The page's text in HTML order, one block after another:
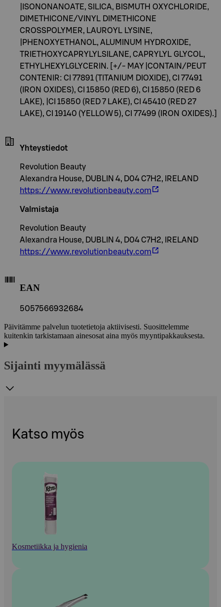
|ISONONANOATE, SILICA, BISMUTH OXYCHLORIDE,
DIMETHICONE/VINYL DIMETHICONE
CROSSPOLYMER, LAUROYL LYSINE,
|PHENOXYETHANOL, ALUMINUM HYDROXIDE,
TRIETHOXYCAPRYLYLSILANE, CAPRYLYL GLYCOL,
ETHYLHEXYLGLYCERIN. [+/- MAY |CONTAIN/PEUT
CONTENIR: CI 77891 (TITANIUM DIOXIDE), CI 77491
(IRON OXIDES), CI 15850 (RED 6), CI 15850 (RED 6
LAKE), |CI 15850 (RED 7 LAKE), CI 45410 (RED 27
LAKE), CI 19140 (YELLOW 5), CI 77499 (IRON OXIDES).]
Yhteystiedot
Revolution Beauty
Alexandra House, DUBLIN 4, D04 C7H2, IRELAND
https://www.revolutionbeauty.com
Valmistaja
Revolution Beauty
Alexandra House, DUBLIN 4, D04 C7H2, IRELAND
https://www.revolutionbeauty.com
EAN
5057566932684
Päivitämme palvelun tuotetietoja aktiivisesti. Suosittelemme
kuitenkin tarkistamaan ainesosat aina myös myyntipakkauksesta.
Sijainti myymälässä
Katso myös
Kosmetiikka ja hygienia